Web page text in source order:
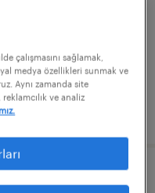
çalışmasını sağlamak,
medya özellikleri sunmak ve
Aynı zamanda site
ve analiz